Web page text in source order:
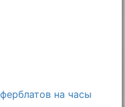
на часы